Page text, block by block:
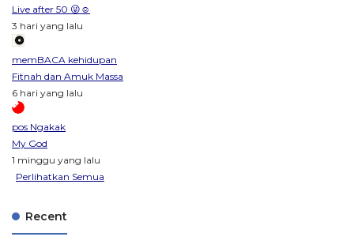
Live after 50 😜☺️
3 hari yang lalu
memBACA kehidupan
Fitnah dan Amuk Massa
6 hari yang lalu
pos Ngakak
My God
1 minggu yang lalu
Perlihatkan Semua
Recent